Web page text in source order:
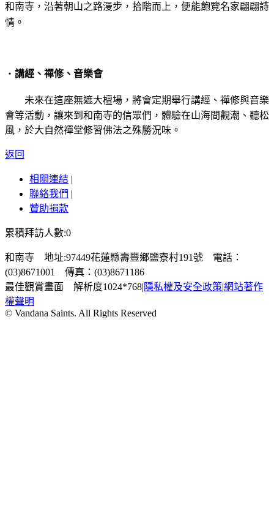
和南寺，沿著朝山之路漫步，拾階而上，便能飽覽名家翩翩詩
情。
‧ 講經、禪修、音樂會
未來在這座無遮大檀場，將會定期舉行講經、禪修與音樂
會等活動，讓來到和南寺的信眾們，體驗在山海間觀潮、聽松
風，於大自然禪堂修習佛法之殊勝況味。
返回
相關連結 |
聯絡我們 |
贊助捐款
累積拜訪人數:0
和南寺 地址:97449花蓮縣壽豐鄉鹽寮村191號 電話：
(03)8671001 傳真：(03)8671186
最佳觀賞畫面 解析度1024*768|隱私權及安全政策|網站著作
權聲明
© Vandana Saints. All Rights Reserved